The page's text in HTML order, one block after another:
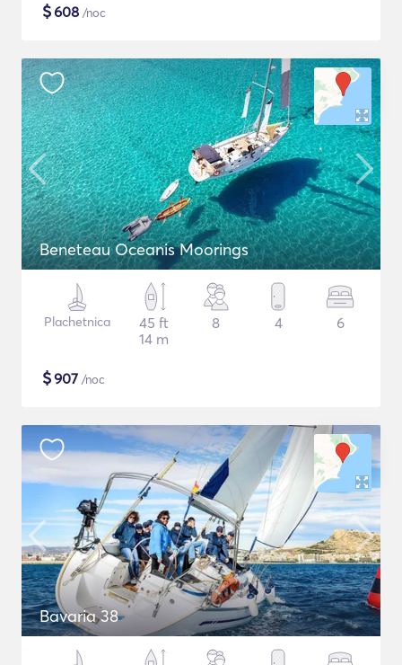
$608 /noc
Beneteau Oceanis Moorings
Plachetnica
45 ft
14 m
8 4 6
$907 /noc
Bavaria 38